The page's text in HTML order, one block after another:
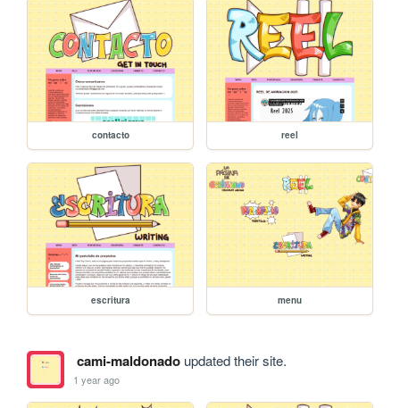
contacto reel
escritura menu
cami-maldonadoupdated their site.
1 year ago